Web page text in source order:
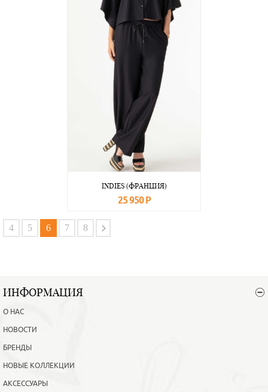
INDIES (ФРАНЦИЯ)
25 950 Р
В корзину
4 5 6 7 8
ИНФОРМАЦИЯ
О НАС
НОВОСТИ
БРЕНДЫ
НОВЫЕ КОЛЛЕКЦИИ
АКСЕССУАРЫ